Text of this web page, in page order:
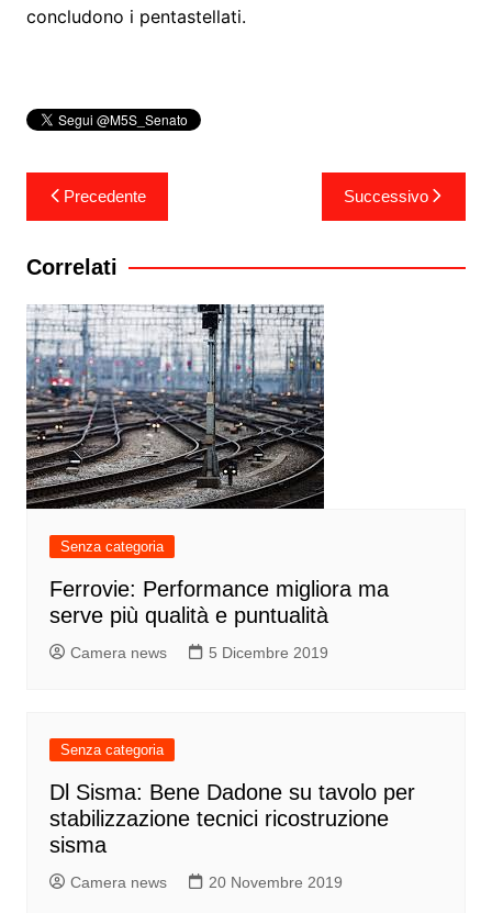
concludono i pentastellati.
Navigazione
articoli
Precedente Successivo
Correlati
Senza categoria
Ferrovie: Performance migliora ma
serve più qualità e puntualità
Camera news 5 Dicembre 2019
Senza categoria
Dl Sisma: Bene Dadone su tavolo per
stabilizzazione tecnici ricostruzione
sisma
Camera news 20 Novembre 2019